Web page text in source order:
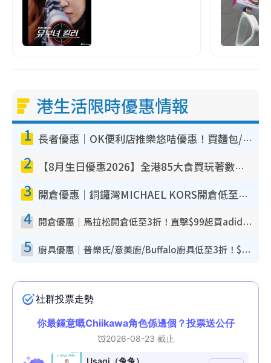
港生活限時優惠情報
1 長者優惠｜OK便利店推樂悠咭優惠！買麵包/牛奶/保健品拍卡即減
2 【8月生日優惠2026】全港85大食買玩著數攻略 自助餐/火鍋放題同行免費＋誠品/DONKI送現金券
3 開倉優惠｜銅鑼灣MICHAEL KORS開倉低至17折！直擊$500起買手袋/銀包/鞋款 必買經典Jet Set系列
4 開倉優惠｜馬拉松開倉低至3折！直擊$99起買adidas／New Balance／Puma鞋款 STANLEY保溫杯劈價至$119起
5 廚具優惠｜普樂氏/意美廚/Buffalo廚具低至3折！$89起買煎鍋／炒鑊／個人鍋 同場小家電激減至$99起